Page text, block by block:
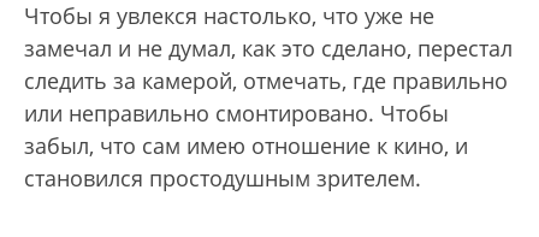
Чтобы я увлекся настолько, что уже не
замечал и не думал, как это сделано, перестал
следить за камерой, отмечать, где правильно
или неправильно смонтировано. Чтобы
забыл, что сам имею отношение к кино, и
становился простодушным зрителем.